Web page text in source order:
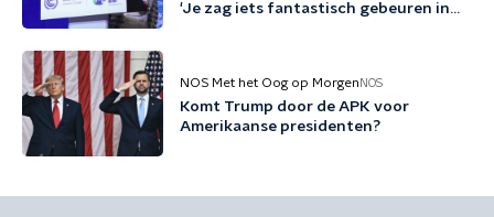
'Je zag iets fantastisch gebeuren in
NOS Met het Oog op Morgen NOS
Komt Trump door de APK voor
Amerikaanse presidenten?